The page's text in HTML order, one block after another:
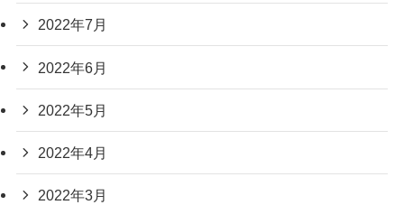
2022年7月
2022年6月
2022年5月
2022年4月
2022年3月